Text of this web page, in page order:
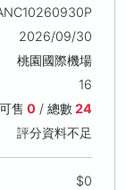
2026/09/30
桃園國際機場
16
可售 0/ 總數24
評分資料不足
$0